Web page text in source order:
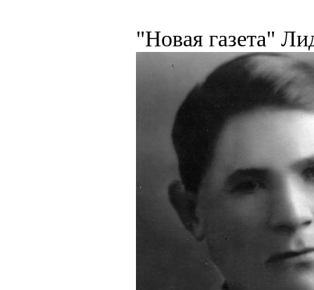
"Новая газета"